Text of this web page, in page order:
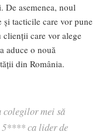
De asemenea, noul
tacticile care vor pune
clienții care vor alege
aduce o nouă
din România.
colegilor mei să
5**** ca lider de